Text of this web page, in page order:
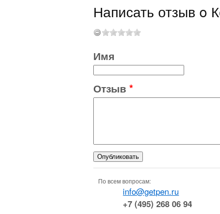
Написать отзыв o
Имя
Отзыв *
По всем вопросам:
info@getpen.ru
+7 (495) 268 06 94